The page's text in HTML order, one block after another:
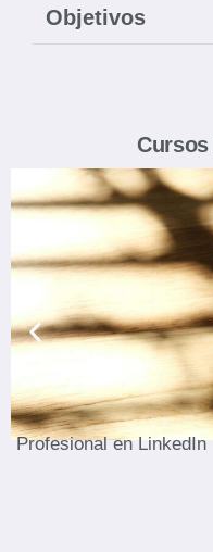
Objetivos
Profesional en LinkedIn